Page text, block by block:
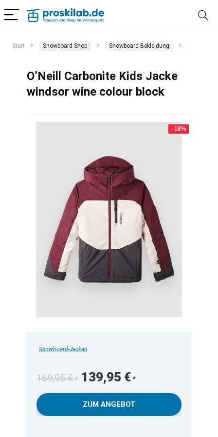
Start Snowboard Shop Snowboard-Bekleidung
O’Neill Carbonite Kids Jacke
windsor wine colour block
- 18%
Snowboard-Jacken
169,95€
Ursprünglicher
Preis
war:
169,95 €
139,95 € Aktueller
Preis
139,95 €.
ZUM ANGEBOT